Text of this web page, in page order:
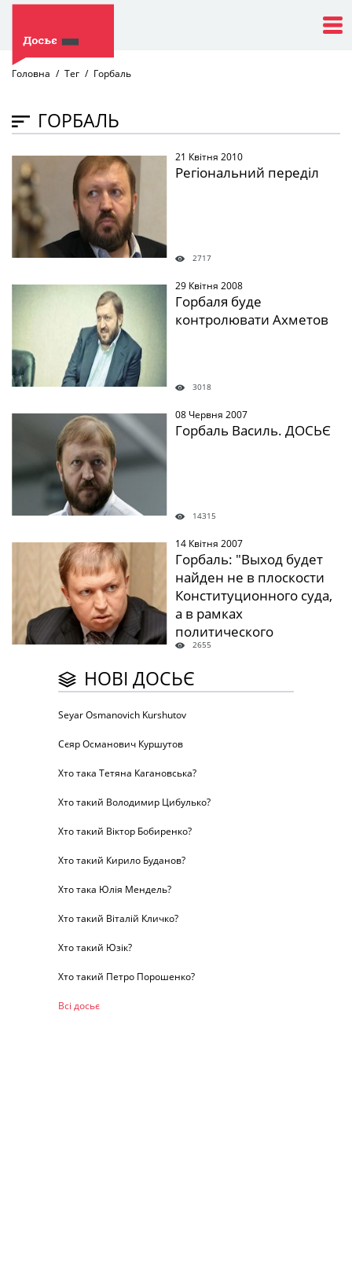
Головна Тег Горбаль
ГОРБАЛЬ
" /> 21 Квітня 2010
Регіональний переділ
2717
29 Квітня 2008
Горбаля буде
контролювати Ахметов
3018
08 Червня 2007
Горбаль Василь. ДОСЬЄ
14315
14 Квітня 2007
Горбаль: "Выход будет
найден не в плоскости
Конституционного суда,
а в рамках
политического
копромисса"
2655
НОВІ ДОСЬЄ
Seyar Osmanovich Kurshutov
Сєяр Османович Куршутов
Хто така Тетяна Кагановська?
Хто такий Володимир Цибулько?
Хто такий Віктор Бобиренко?
Хто такий Кирило Буданов?
Хто така Юлія Мендель?
Хто такий Віталій Кличко?
Хто такий Юзік?
Хто такий Петро Порошенко?
Всі досьє